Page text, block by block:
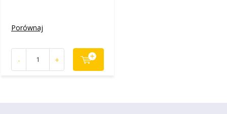
Porównaj
- +